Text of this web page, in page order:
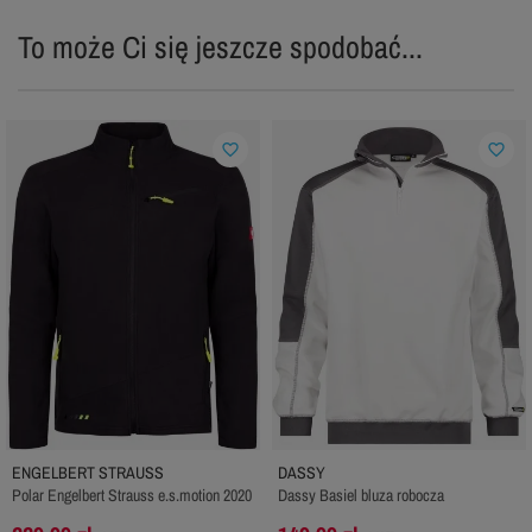
To może Ci się jeszcze spodobać...
ENGELBERT STRAUSS
Polar Engelbert Strauss e.s.motion 2020
favorite_border
DASSY
Dassy Basiel bluza robocza
favorite_border